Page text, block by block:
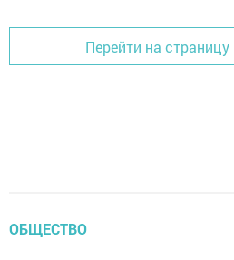
Перейти на страницу
ОБЩЕСТВО